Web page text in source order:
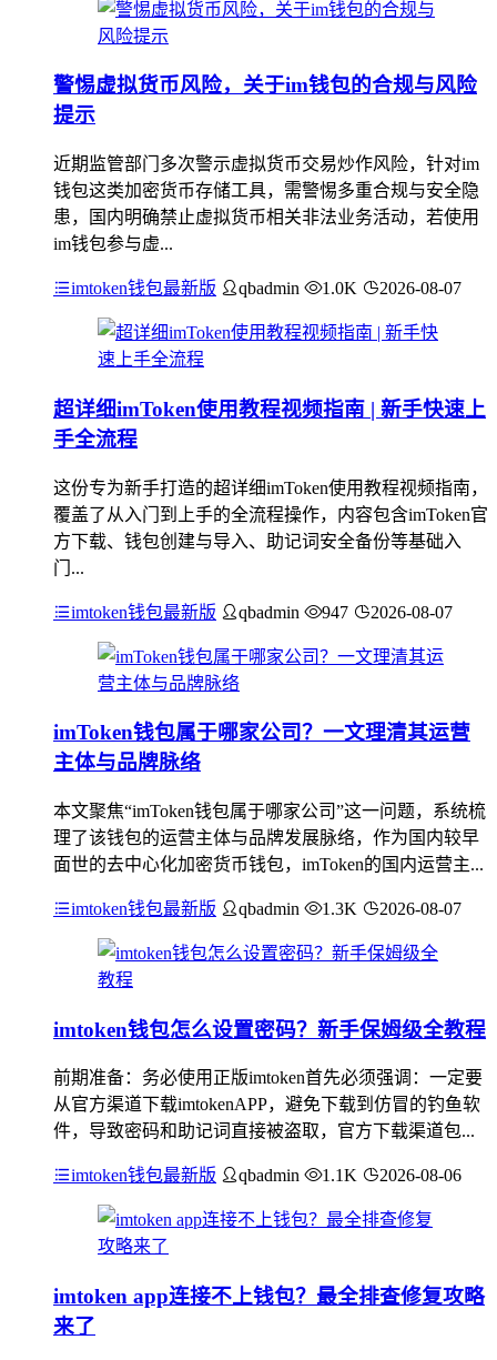
警惕虚拟货币风险，关于im钱包的合规与风险
提示
近期监管部门多次警示虚拟货币交易炒作风险，针对im
钱包这类加密货币存储工具，需警惕多重合规与安全隐
患，国内明确禁止虚拟货币相关非法业务活动，若使用
im钱包参与虚...
imtoken钱包最新版 qbadmin 1.0K 2026-08-07
超详细imToken使用教程视频指南 | 新手快速上
手全流程
这份专为新手打造的超详细imToken使用教程视频指南，
覆盖了从入门到上手的全流程操作，内容包含imToken官
方下载、钱包创建与导入、助记词安全备份等基础入
门...
imtoken钱包最新版 qbadmin 947 2026-08-07
imToken钱包属于哪家公司？一文理清其运营
主体与品牌脉络
本文聚焦“imToken钱包属于哪家公司”这一问题，系统梳
理了该钱包的运营主体与品牌发展脉络，作为国内较早
面世的去中心化加密货币钱包，imToken的国内运营主...
imtoken钱包最新版 qbadmin 1.3K 2026-08-07
imtoken钱包怎么设置密码？新手保姆级全教程
前期准备：务必使用正版imtoken首先必须强调：一定要
从官方渠道下载imtokenAPP，避免下载到仿冒的钓鱼软
件，导致密码和助记词直接被盗取，官方下载渠道包...
imtoken钱包最新版 qbadmin 1.1K 2026-08-06
imtoken app连接不上钱包？最全排查修复攻略
来了